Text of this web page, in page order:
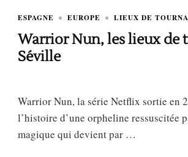
ESPAGNE EUROPE LIEUX DE
Warrior Nun, les lieux de
Séville
Warrior Nun, la série Netflix sortie en
l’histoire d’une orpheline ressuscitée
magique qui devient par …